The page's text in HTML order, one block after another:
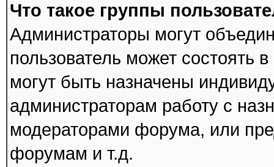
Что такое группы
Администраторы могут
пользователь может состоять
могут быть назначены
администраторам работу с
модераторами форума, или
форумам и т.д.